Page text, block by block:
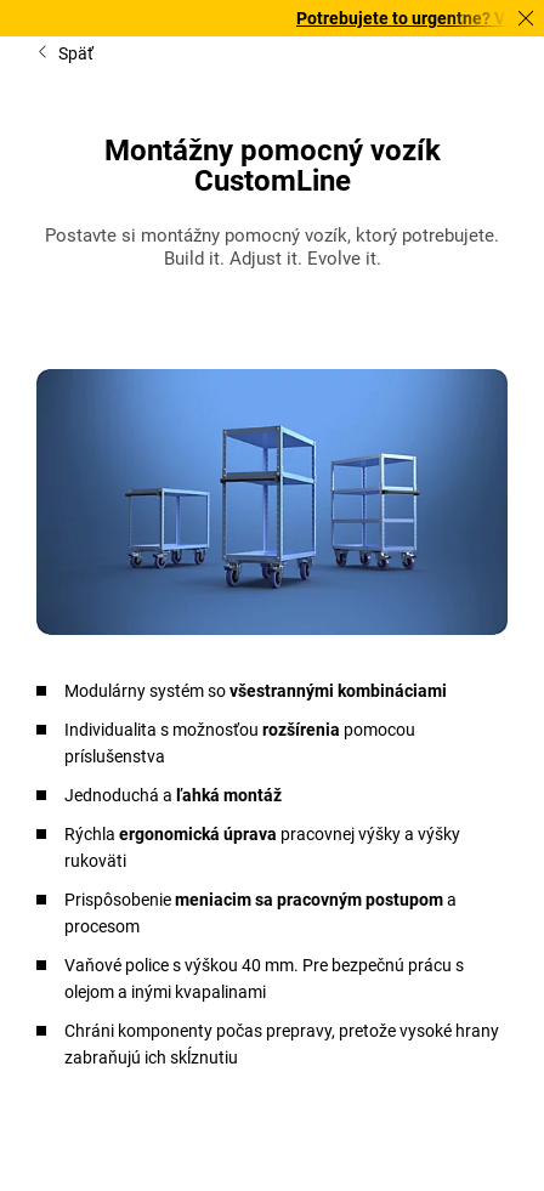
Potrebujete to urgentne? Vybrané
Späť
Montážny pomocný vozík
CustomLine
Postavte si montážny pomocný vozík, ktorý potrebujete.
Build it. Adjust it. Evolve it.
Modulárny systém sovšestrannými kombináciami
Individualita s možnosťou rozšírenia pomocou
príslušenstva
Jednoduchá a ľahká montáž
Rýchla ergonomická úprava pracovnej výšky a výšky
rukoväti
Prispôsobeniemeniacim sa pracovným postupoma
procesom
Vaňové police s výškou 40 mm. Pre bezpečnú prácu s
olejom a inými kvapalinami
Chráni komponenty počas prepravy, pretože vysoké hrany
zabraňujú ich skĺznutiu